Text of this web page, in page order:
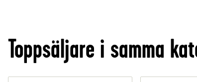
Toppsäljare i samma